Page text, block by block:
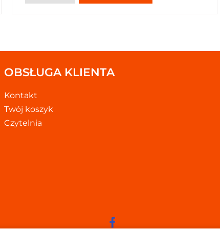
OBSŁUGA KLIENTA
Kontakt
Twój koszyk
Czytelnia